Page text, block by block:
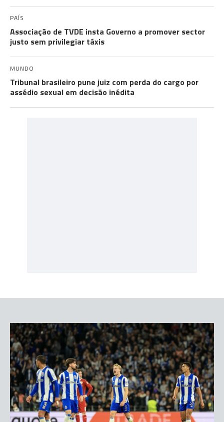
PAÍS
Associação de TVDE insta Governo a promover sector
justo sem privilegiar táxis
MUNDO
Tribunal brasileiro pune juiz com perda do cargo por
assédio sexual em decisão inédita